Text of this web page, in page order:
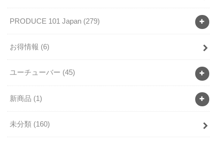
PRODUCE 101 Japan (279)
お得情報 (6)
ユーチューバー (45)
新商品 (1)
未分類 (160)